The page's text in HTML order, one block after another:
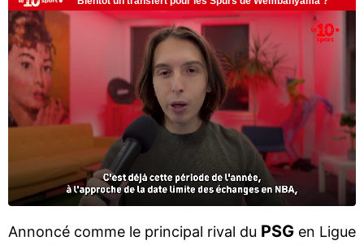
Annoncé comme le principal rival du PSG en Ligue